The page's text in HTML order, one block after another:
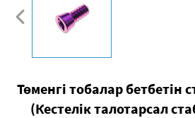
Төменгі тобалар бетбетін
(Кестелік талотарсал